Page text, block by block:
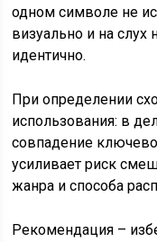
одном символе не
визуально и на слух
идентично.
При определении
использования: в
совпадение
усиливает риск
жанра и способа
Рекомендация –